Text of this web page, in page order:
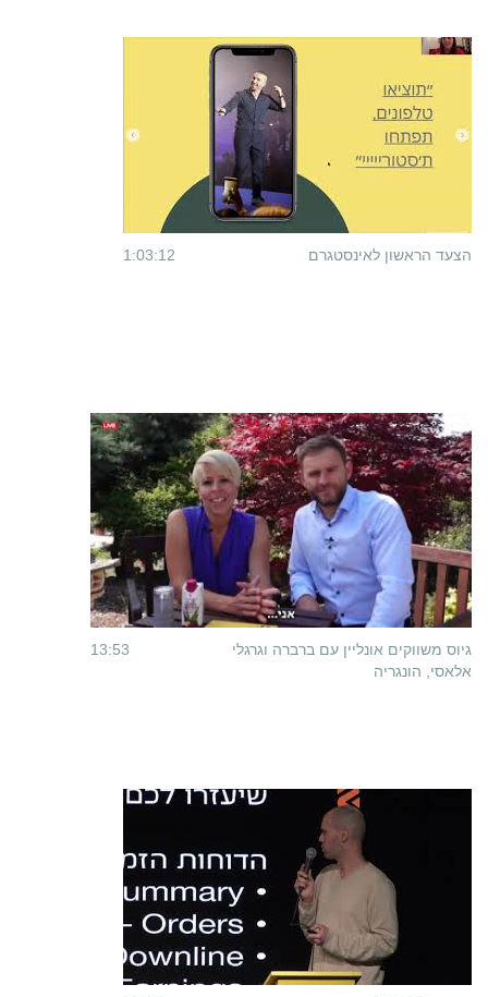
1:03:12 הצעד הראשון לאינסטגרם
13:53
גיוס משווקים אונליין עם ברברה וגרגלי
אלאסי, הונגריה